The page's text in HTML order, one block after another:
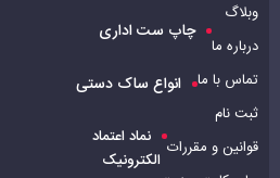
وبلاگ
درباره ما
تماس با ما
ثبت نام
قوانین و مقررات
چاپ ست اداری
انواع ساک دستی
نماد اعتماد
الکترونیک